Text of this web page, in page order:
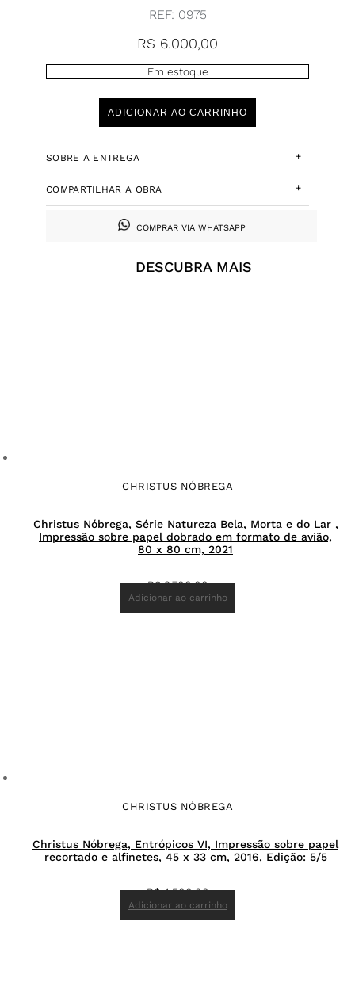
REF: 0975
R$ 6.000,00
Em estoque
ADICIONAR AO CARRINHO
SOBRE A ENTREGA +
COMPARTILHAR A OBRA +
COMPRAR VIA WHATSAPP
DESCUBRA MAIS
CHRISTUS NÓBREGA
Christus Nóbrega, Série Natureza Bela, Morta e do Lar ,
Impressão sobre papel dobrado em formato de avião,
80 x 80 cm, 2021
R$9.700,00
Adicionar ao carrinho
CHRISTUS NÓBREGA
Christus Nóbrega, Entrópicos VI, Impressão sobre papel
recortado e alfinetes, 45 x 33 cm, 2016, Edição: 5/5
R$4.500,00
Adicionar ao carrinho